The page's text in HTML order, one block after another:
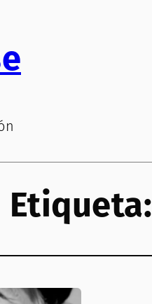
Etiqueta: